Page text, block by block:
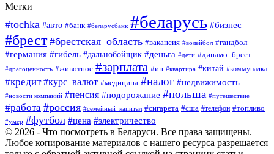
Метки
#tochka #авто #банк #беларусбанк #беларусь #бизнес
#брест #брестская_область #вакансия #волейбол #гандбол
#германия #гибель #дальнобойщик #деньга #дети #динамо_брест
#драгоценность #животное #зарплата #ип #квартира #китай #коммуналка
#кредит #курс_валют #медицина #налог #недвижимость
#новости компаний #пенсия #подорожание #польша #путешествие
#работа #россия #семейный_капитал #сигарета #сша #телефон #топливо
#умер #футбол #цена #электричество
© 2026 - Что посмотреть в Беларуси. Все права защищены.
Любое копирование материалов с нашего ресурса разрешается